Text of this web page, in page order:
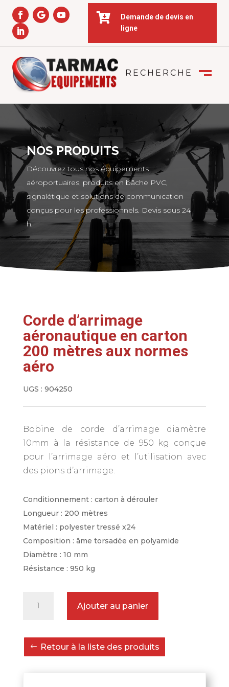

Demande de devis en
ligne
RECHERCHE
NOS PRODUITS
Découvrez tous nos équipements
aéroportuaires, produits en bâche PVC,
signalétique et solutions de communication
conçus pour les professionnels. Devis sous 24
h.
Corde d’arrimage
aéronautique en carton
200 mètres aux normes
aéro
UGS : 904250
Bobine de corde d’arrimage diamètre
10mm à la résistance de 950 kg conçue
pour l’arrimage aéro et l’utilisation avec
des pions d’arrimage.
Conditionnement : carton à dérouler
Longueur : 200 mètres
Matériel : polyester tressé x24
Composition : âme torsadée en polyamide
Diamètre : 10 mm
Résistance : 950 kg
d'arrimage
aéronautique
Ajouter au panier
Retour à la liste des produits